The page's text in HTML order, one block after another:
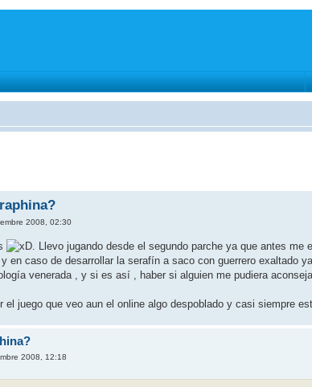
2008, 02:30
. Llevo jugando desde el segundo parche ya que antes
en caso de desarrollar la serafín a saco con guerrero exaltado
venerada , y si es así , haber si alguien me pudiera
el juego que veo aun el online algo despoblado y casi siempre
2008, 12:18